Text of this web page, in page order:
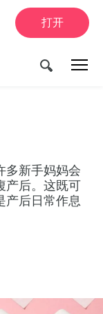
打开
多新手妈妈会
产后。这既可
产后日常作息